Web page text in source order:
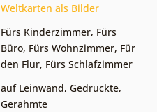
Weltkarten als Bilder
Fürs Kinderzimmer, Fürs
Büro, Fürs Wohnzimmer, Für
den Flur, Fürs Schlafzimmer
auf Leinwand, Gedruckte,
Gerahmte